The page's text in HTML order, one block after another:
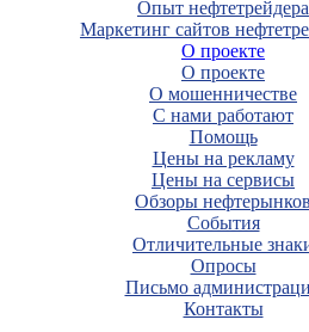
Опыт нефтетрейдера
Маркетинг сайтов
О проекте
О проекте
О мошенничестве
С нами работают
Помощь
Цены на рекламу
Цены на сервисы
Обзоры нефтерынков
События
Отличительные
Опросы
Письмо
Контакты